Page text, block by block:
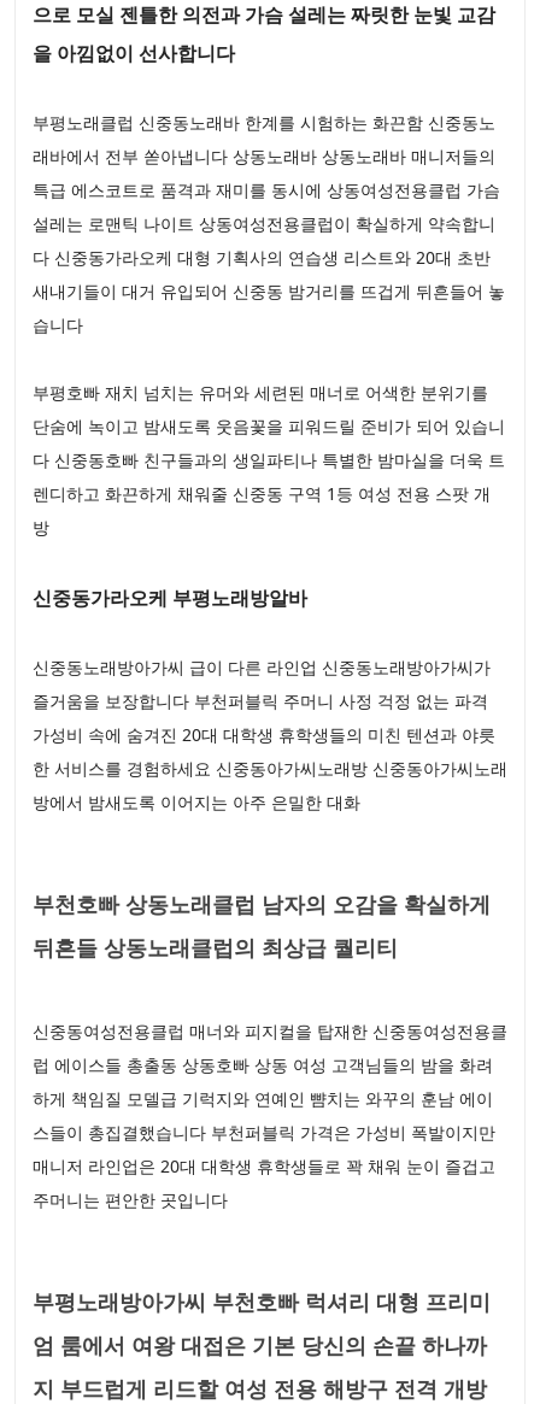
으로 모실 젠틀한 의전과 가슴 설레는 짜릿한 눈빛 교감
을 아낌없이 선사합니다
부평노래클럽 신중동노래바 한계를 시험하는 화끈함 신중동노
래바에서 전부 쏟아냅니다 상동노래바 상동노래바 매니저들의
특급 에스코트로 품격과 재미를 동시에 상동여성전용클럽 가슴
설레는 로맨틱 나이트 상동여성전용클럽이 확실하게 약속합니
다 신중동가라오케 대형 기획사의 연습생 리스트와 20대 초반
새내기들이 대거 유입되어 신중동 밤거리를 뜨겁게 뒤흔들어 놓
습니다
부평호빠 재치 넘치는 유머와 세련된 매너로 어색한 분위기를
단숨에 녹이고 밤새도록 웃음꽃을 피워드릴 준비가 되어 있습니
다 신중동호빠 친구들과의 생일파티나 특별한 밤마실을 더욱 트
렌디하고 화끈하게 채워줄 신중동 구역 1등 여성 전용 스팟 개
방
신중동가라오케 부평노래방알바
신중동노래방아가씨 급이 다른 라인업 신중동노래방아가씨가
즐거움을 보장합니다 부천퍼블릭 주머니 사정 걱정 없는 파격
가성비 속에 숨겨진 20대 대학생 휴학생들의 미친 텐션과 야릇
한 서비스를 경험하세요 신중동아가씨노래방 신중동아가씨노래
방에서 밤새도록 이어지는 아주 은밀한 대화
부천호빠 상동노래클럽 남자의 오감을 확실하게
뒤흔들 상동노래클럽의 최상급 퀄리티
신중동여성전용클럽 매너와 피지컬을 탑재한 신중동여성전용클
럽 에이스들 총출동 상동호빠 상동 여성 고객님들의 밤을 화려
하게 책임질 모델급 기럭지와 연예인 뺨치는 와꾸의 훈남 에이
스들이 총집결했습니다 부천퍼블릭 가격은 가성비 폭발이지만
매니저 라인업은 20대 대학생 휴학생들로 꽉 채워 눈이 즐겁고
주머니는 편안한 곳입니다
부평노래방아가씨 부천호빠 럭셔리 대형 프리미
엄 룸에서 여왕 대접은 기본 당신의 손끝 하나까
지 부드럽게 리드할 여성 전용 해방구 전격 개방